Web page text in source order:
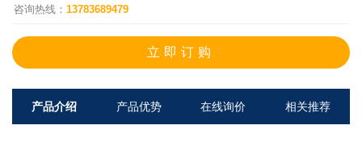
咨询热线： 13783689479
立即订购
产品介绍 产品优势 在线询价 相关推荐